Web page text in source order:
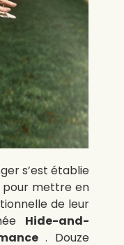
s’est établie
pour mettre en
de leur
Hide-and-
. Douze